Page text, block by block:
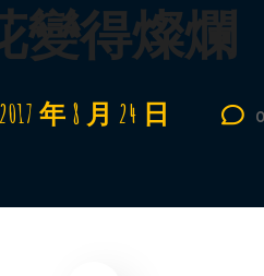
變得燦爛
2017 年 8 月 24 日